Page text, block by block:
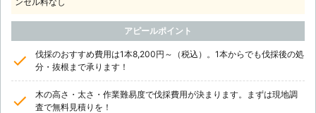
アピールポイント
伐採のおすすめ費用は1本8,200円～（税込）。1本からでも伐採後の処
分・抜根まで承ります！
木の高さ・太さ・作業難易度で伐採費用が決まります。まずは現地調
査で無料見積りを！